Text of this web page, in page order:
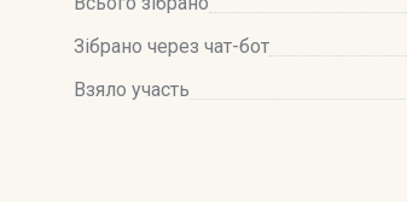
Зібрано через чат-бот
Взяло участь